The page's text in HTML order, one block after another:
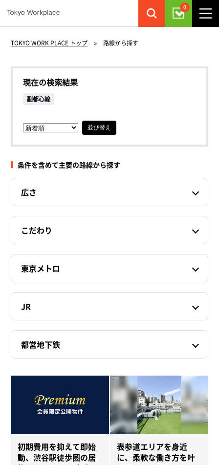
0
TOKYO WORK PLACE トップ >路線から探す
現在の検索結果
副都心線
並び替え
条件を含めて主要の路線から探す
広さ
こだわり
東京メトロ
JR
都営地下鉄
NEW
初期費用を抑えて即始
動、渋谷駅徒歩圏の居
表参道エリアを身近
に、柔軟な働き方を叶